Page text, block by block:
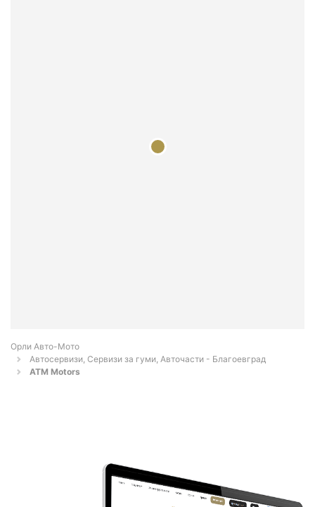
Орли Aвто-Mото
Автосервизи, Сервизи за гуми, Авточасти - Благоевград
ATM Motors